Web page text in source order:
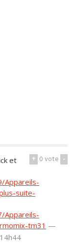
+ 0vote -
et
Appareils-
suite-
Appareils-
tm31 —